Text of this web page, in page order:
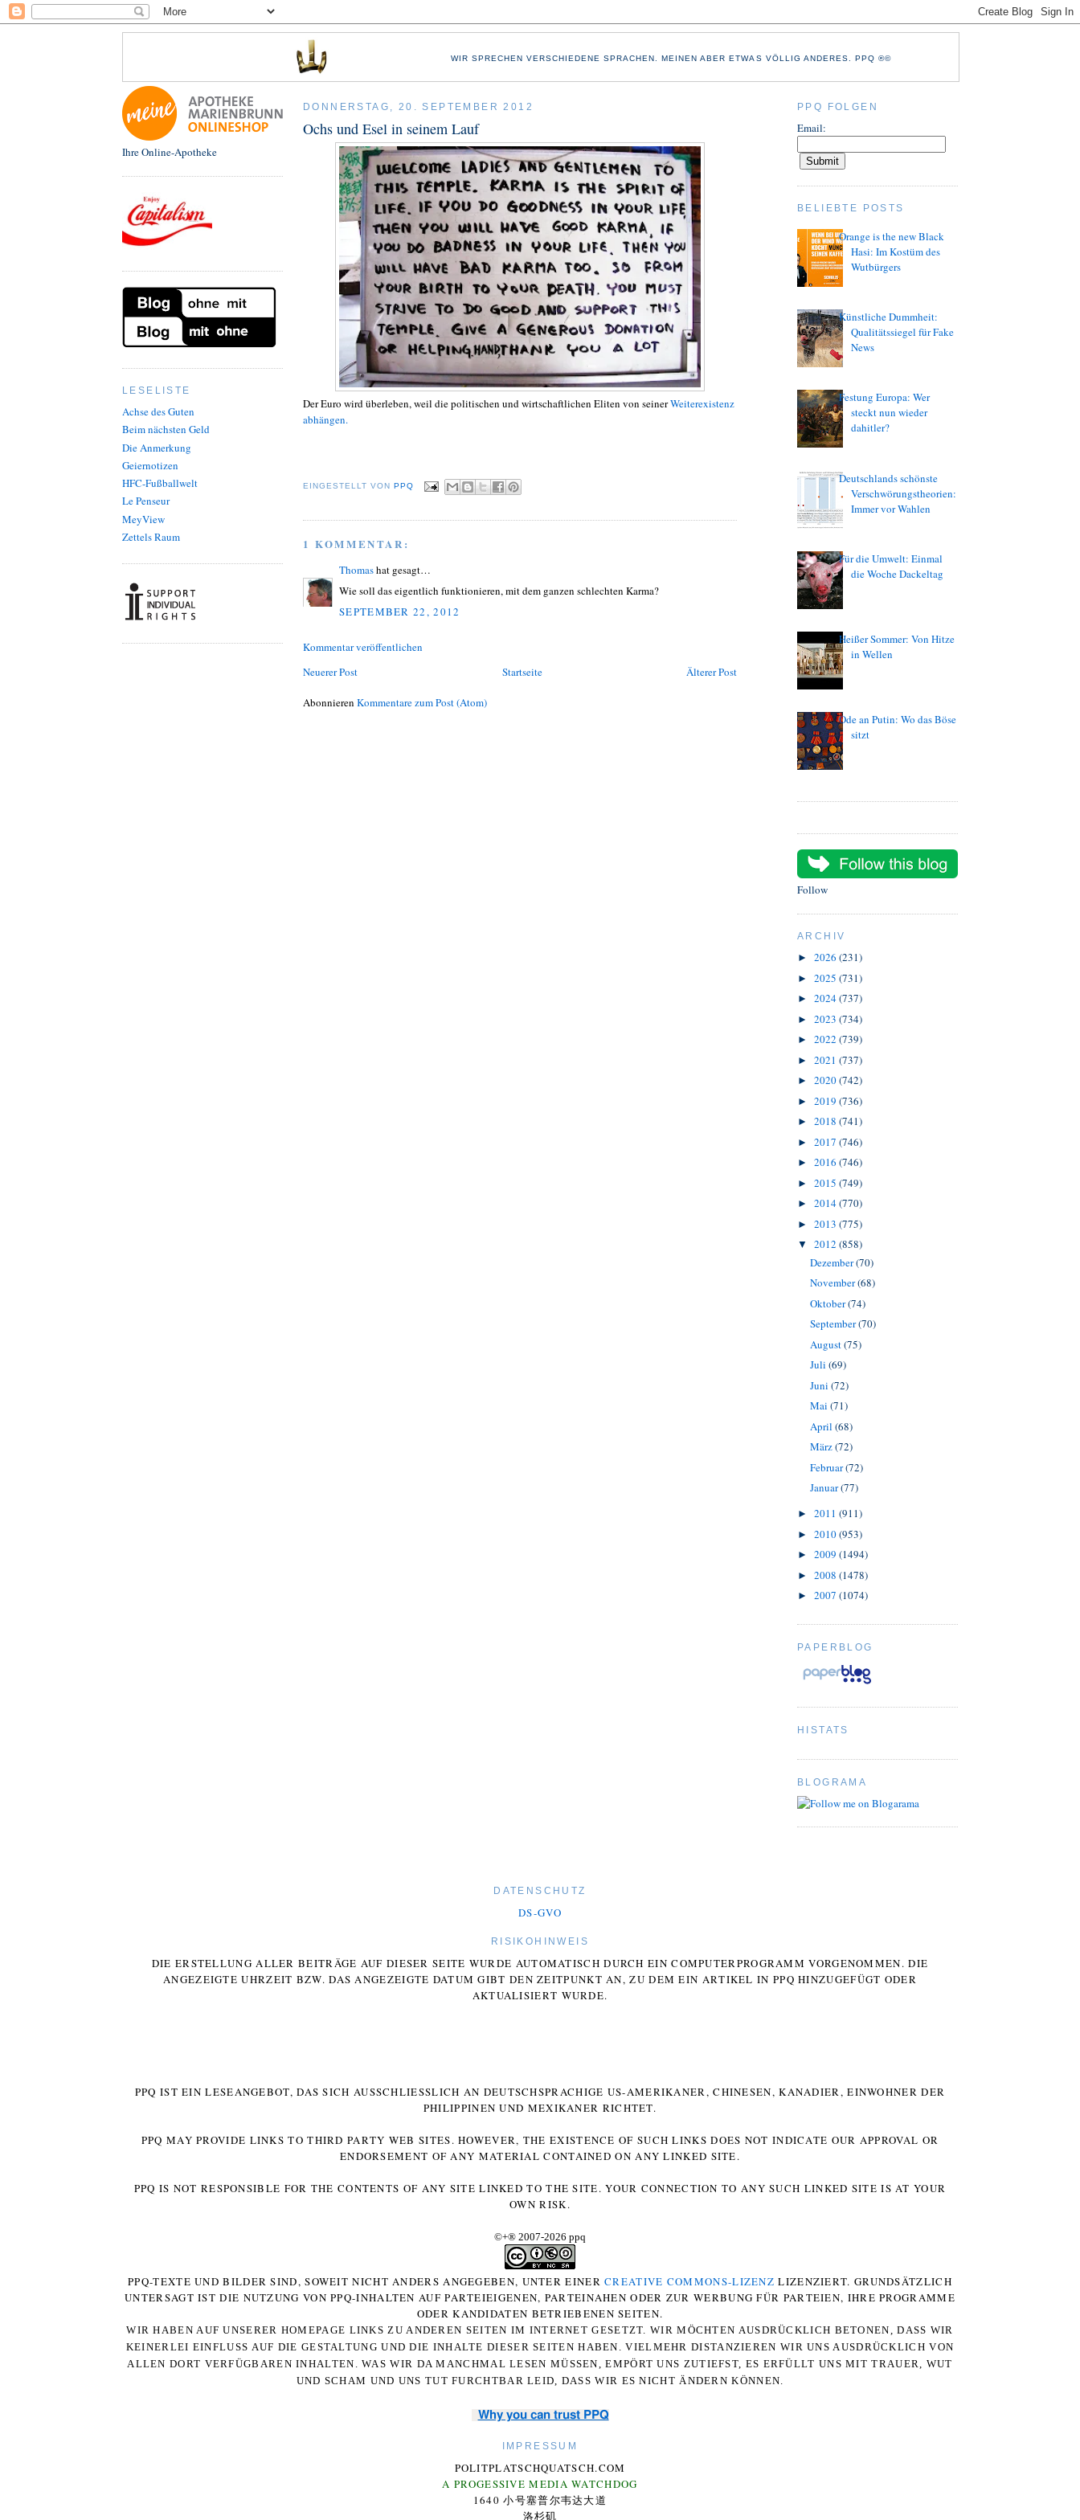
WIR SPRECHEN VERSCHIEDENE SPRACHEN. MEINEN ABER ETWAS VÖLLIG ANDERES. PPQ ®©
Ihre Online-Apotheke
LESELISTE
Achse des Guten
Beim nächsten Geld
Die Anmerkung
Geiernotizen
HFC-Fußballwelt
Le Penseur
MeyView
Zettels Raum
DONNERSTAG, 20. SEPTEMBER 2012
Ochs und Esel in seinem Lauf
Der Euro wird überleben, weil die politischen und wirtschaftlichen Eliten von seinerWeiterexistenz
abhängen.
EINGESTELLT VON PPQ
1 KOMMENTAR:
Thomashat gesagt…
Wie soll das eigentlich funktionieren, mit dem ganzen schlechten Karma?
SEPTEMBER 22, 2012
Kommentar veröffentlichen
Neuerer Post
Älterer Post
Startseite
Abonnieren Kommentare zum Post (Atom)
PPQ FOLGEN
Email:
BELIEBTE POSTS
Orange is the new Black
Hasi: Im Kostüm des
Wutbürgers
Künstliche Dummheit:
Qualitätssiegel für Fake
News
Festung Europa: Wer
steckt nun wieder
dahitler?
Deutschlands schönste
Verschwörungstheorien:
Immer vor Wahlen
Für die Umwelt: Einmal
die Woche Dackeltag
Heißer Sommer: Von Hitze
in Wellen
Ode an Putin: Wo das Böse
sitzt
Follow
ARCHIV
► 2026 (231)
► 2025 (731)
► 2024(737)
► 2023 (734)
► 2022 (739)
► 2021 (737)
► 2020(742)
► 2019 (736)
► 2018 (741)
► 2017 (746)
► 2016 (746)
► 2015 (749)
► 2014(770)
► 2013 (775)
▼ 2012 (858)
Dezember(70)
November(68)
Oktober(74)
September(70)
August(75)
Juli (69)
Juni (72)
Mai (71)
April (68)
März(72)
Februar(72)
Januar(77)
► 2011 (911)
► 2010(953)
► 2009 (1494)
► 2008 (1478)
► 2007 (1074)
PAPERBLOG
HISTATS
BLOGRAMA
DATENSCHUTZ
DS-GVO
RISIKOHINWEIS
DIE ERSTELLUNG ALLER BEITRÄGE AUF DIESER SEITE WURDE AUTOMATISCH DURCH EIN COMPUTERPROGRAMM VORGENOMMEN. DIE
ANGEZEIGTE UHRZEIT BZW. DAS ANGEZEIGTE DATUM GIBT DEN ZEITPUNKT AN, ZU DEM EIN ARTIKEL IN PPQ HINZUGEFÜGT ODER
AKTUALISIERT WURDE.
PPQ IST EIN LESEANGEBOT, DAS SICH AUSSCHLIESSLICH AN DEUTSCHSPRACHIGE US-AMERIKANER, CHINESEN, KANADIER, EINWOHNER DER P
HILIPPINEN UND MEXIKANER RICHTET.
PPQ MAY PROVIDE LINKS TO THIRD PARTY WEB SITES. HOWEVER, THE EXISTENCE OF SUCH LINKS DOES NOT INDICATE OUR APPROVAL OR
ENDORSEMENT OF ANY MATERIAL CONTAINED ON ANY LINKED SITE.
PPQ IS NOT RESPONSIBLE FOR THE CONTENTS OF ANY SITE LINKED TO THE SITE. YOUR CONNECTION TO ANY SUCH LINKED SITE IS AT YOUR
OWN RISK.
©+® 2007-2026 ppq
PPQ-TEXTE UND BILDER SIND, SOWEIT NICHT ANDERS ANGEGEBEN, UNTER EINERCREATIVE COMMONS-LIZENZ LIZENZIERT. GRUNDSÄTZLICH
UNTERSAGT IST DIE NUTZUNG VON PPQ-INHALTEN AUF PARTEIEIGENEN, PARTEINAHEN ODER ZUR WERBUNG FÜR PARTEIEN, IHRE PROGRAMME
ODER KANDIDATEN BETRIEBENEN SEITEN.
WIR HABEN AUF UNSERER HOMEPAGE LINKS ZU ANDEREN SEITEN IM INTERNET GESETZT. WIR MÖCHTEN AUSDRÜCKLICH BETONEN, DASS WIR
KEINERLEI EINFLUSS AUF DIE GESTALTUNG UND DIE INHALTE DIESER SEITEN HABEN. VIELMEHR DISTANZIEREN WIR UNS AUSDRÜCKLICH VON
ALLEN DORT VERFÜGBAREN INHALTEN. WAS WIR DA MANCHMAL LESEN MÜSSEN, EMPÖRT UNS ZUTIEFST, ES ERFÜLLT UNS MIT TRAUER, WUT
UND SCHAM UND UNS TUT FURCHTBAR LEID, DASS WIR ES NICHT ÄNDERN KÖNNEN.
Why you can trust PPQ
IMPRESSUM
POLITPLATSCHQUATSCH.COM
A PROGESSIVE MEDIA WATCHDOG
1640 小号塞普尔韦达大道
洛杉矶